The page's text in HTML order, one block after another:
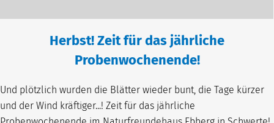
Herbst! Zeit für das jährliche
Probenwochenende!
Und plötzlich wurden die Blätter wieder bunt, die Tage kürzer
und der Wind kräftiger...! Zeit für das jährliche